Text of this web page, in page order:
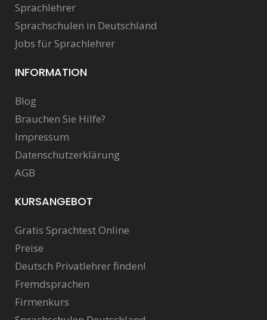
Sprachlehrer
Sprachschulen in Deutschland
Jobs für Sprachlehrer
INFORMATION
Blog
Brauchen Sie Hilfe?
Impressum
Datenschutzerklärung
AGB
KURSANGEBOT
Gratis Sprachtest Online
Preise
Deutsch Privatlehrer finden!
Fremdsprachen
Firmenkurs